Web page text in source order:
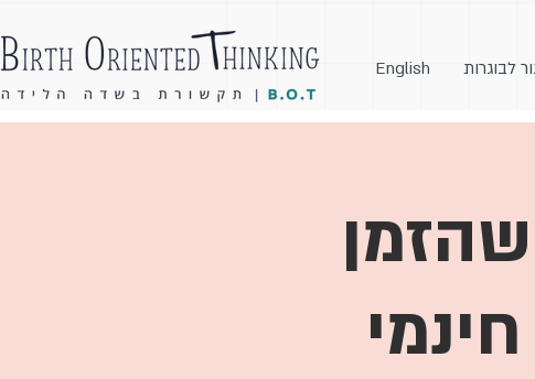
לבוגרות English